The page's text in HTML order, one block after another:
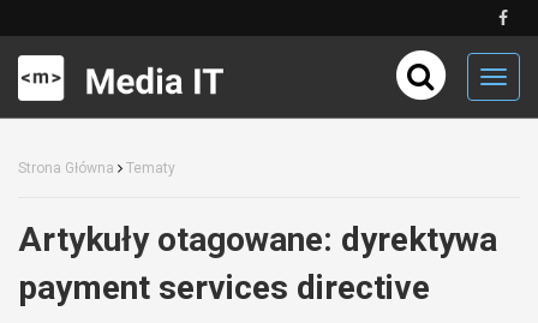
Strona Główna Tematy
Artykuły otagowane: dyrektywa
payment services directive